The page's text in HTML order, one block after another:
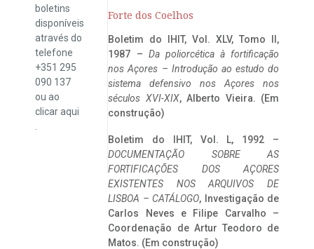
boletins
disponíveis
através do
telefone
+351 295
090 137
ou ao
clicaraqui
Forte dos Coelhos
Boletim do IHIT, Vol. XLV, Tomo II,
1987 – Da poliorcética à fortificação
nos Açores – Introdução ao estudo do
sistema defensivo nos Açores nos
séculos XVI-XIX, Alberto Vieira. (Em
construção)
Boletim do IHIT, Vol. L, 1992 –
DOCUMENTAÇÃO SOBRE AS
FORTIFICAÇÕES DOS AÇORES
EXISTENTES NOS ARQUIVOS DE
LISBOA – CATÁLOGO, Investigação de
Carlos Neves e Filipe Carvalho –
Coordenação de Artur Teodoro de
Matos. (Em construção)